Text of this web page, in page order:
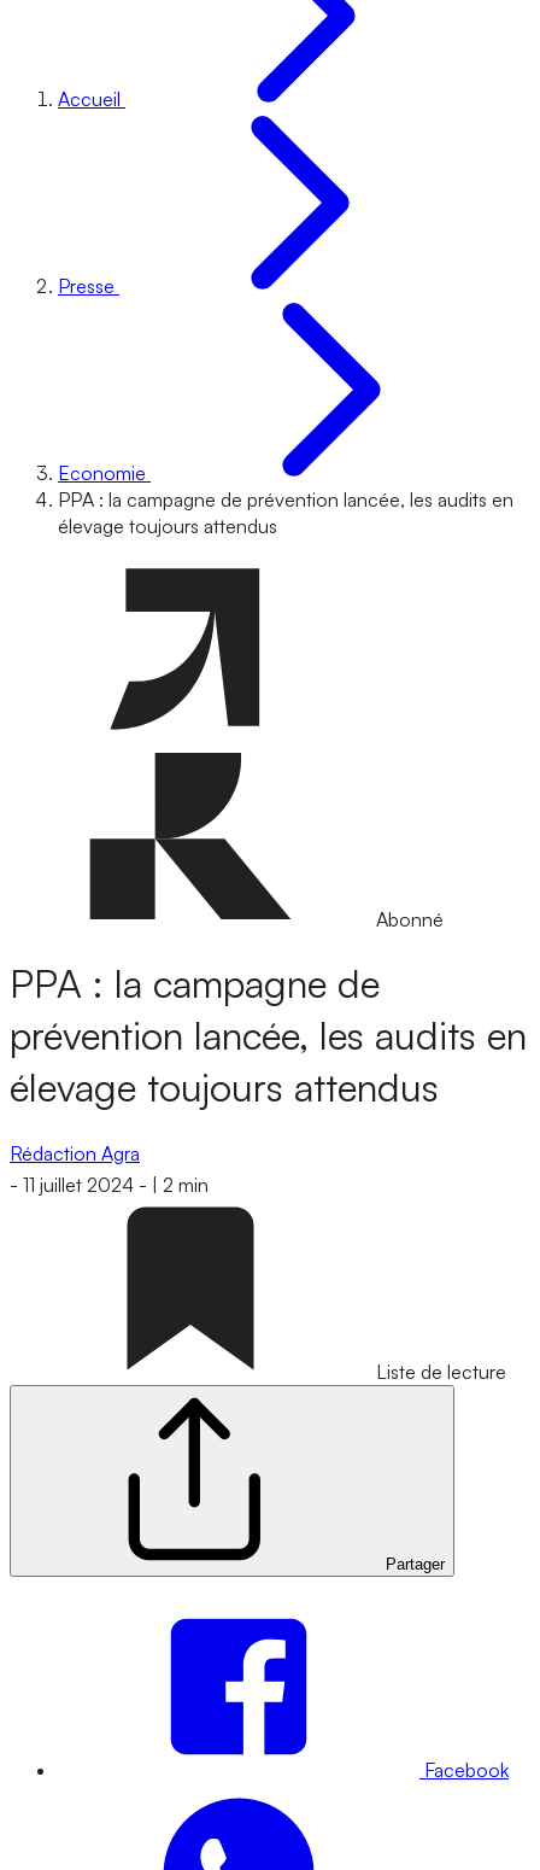
Accueil
Presse
Economie
PPA : la campagne de prévention lancée, les audits en
élevage toujours attendus
Abonné
PPA : la campagne de
prévention lancée, les audits en
élevage toujours attendus
Rédaction Agra
- 11 juillet 2024 - 2 min
Liste de lecture
Partager
Facebook